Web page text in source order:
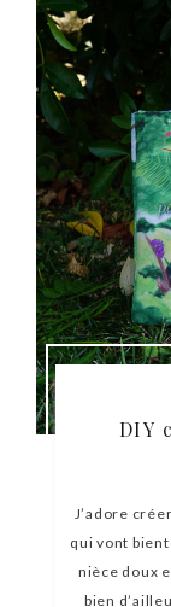
DIY
J’adore
qui vont
nièce doux
bien